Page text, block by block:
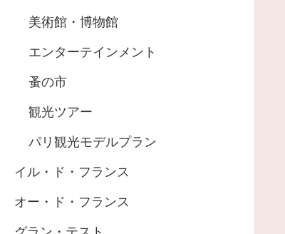
美術館・博物館
エンターテインメント
蚤の市
観光ツアー
パリ観光モデルプラン
イル・ド・フランス
オー・ド・フランス